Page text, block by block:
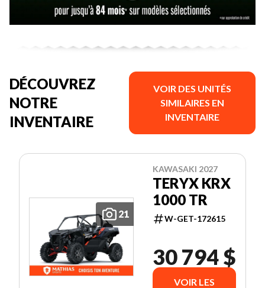
DÉCOUVREZ
NOTRE
INVENTAIRE
VOIR DES UNITÉS
SIMILAIRES EN
INVENTAIRE
21
KAWASAKI 2027
TERYX KRX
1000 TR
W-GET-172615
30 794 $
VOIR LES